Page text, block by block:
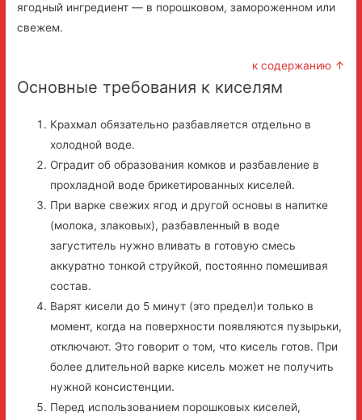
ягодный ингредиент — в порошковом, замороженном или
свежем.
к содержанию ↑
Основные требования к киселям
Крахмал обязательно разбавляется отдельно в
холодной воде.
Оградит об образования комков и разбавление в
прохладной воде брикетированных киселей.
При варке свежих ягод и другой основы в напитке
(молока, злаковых), разбавленный в воде
загуститель нужно вливать в готовую смесь
аккуратно тонкой струйкой, постоянно помешивая
состав.
Варят кисели до 5 минут (это предел)и только в
момент, когда на поверхности появляются пузырьки,
отключают. Это говорит о том, что кисель готов. При
более длительной варке кисель может не получить
нужной консистенции.
Перед использованием порошковых киселей,